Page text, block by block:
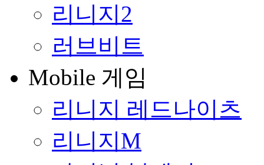
리니지2
러브비트
Mobile 게임
리니지 레드나이츠
리니지M